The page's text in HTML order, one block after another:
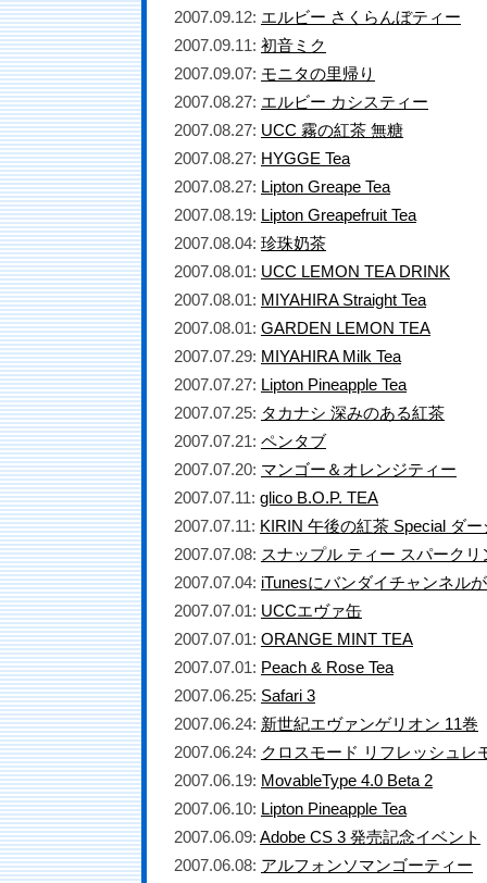
2007.09.12: エルビー さくらんぼティー
2007.09.11: 初音ミク
2007.09.07: モニタの里帰り
2007.08.27: エルビー カシスティー
2007.08.27: UCC 霧の紅茶 無糖
2007.08.27: HYGGE Tea
2007.08.27: Lipton Greape Tea
2007.08.19: Lipton Greapefruit Tea
2007.08.04: 珍珠奶茶
2007.08.01: UCC LEMON TEA DRINK
2007.08.01: MIYAHIRA Straight Tea
2007.08.01: GARDEN LEMON TEA
2007.07.29: MIYAHIRA Milk Tea
2007.07.27: Lipton Pineapple Tea
2007.07.25: タカナシ 深みのある紅茶
2007.07.21: ペンタブ
2007.07.20: マンゴー＆オレンジティー
2007.07.11: glico B.O.P. TEA
2007.07.11: KIRIN 午後の紅茶 Special ダ
2007.07.08: スナップル ティー スパーク
2007.07.04: iTunesにバンダイチャンネル
2007.07.01: UCCエヴァ缶
2007.07.01: ORANGE MINT TEA
2007.07.01: Peach & Rose Tea
2007.06.25: Safari 3
2007.06.24: 新世紀エヴァンゲリオン 11巻
2007.06.24: クロスモード リフレッシュレ
2007.06.19: MovableType 4.0 Beta 2
2007.06.10: Lipton Pineapple Tea
2007.06.09: Adobe CS 3 発売記念イベント
2007.06.08: アルフォンソマンゴーティー